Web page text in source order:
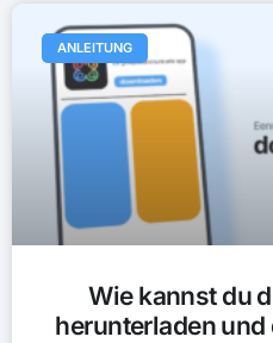
ANLEITUNG
Wie kannst du
herunterladen